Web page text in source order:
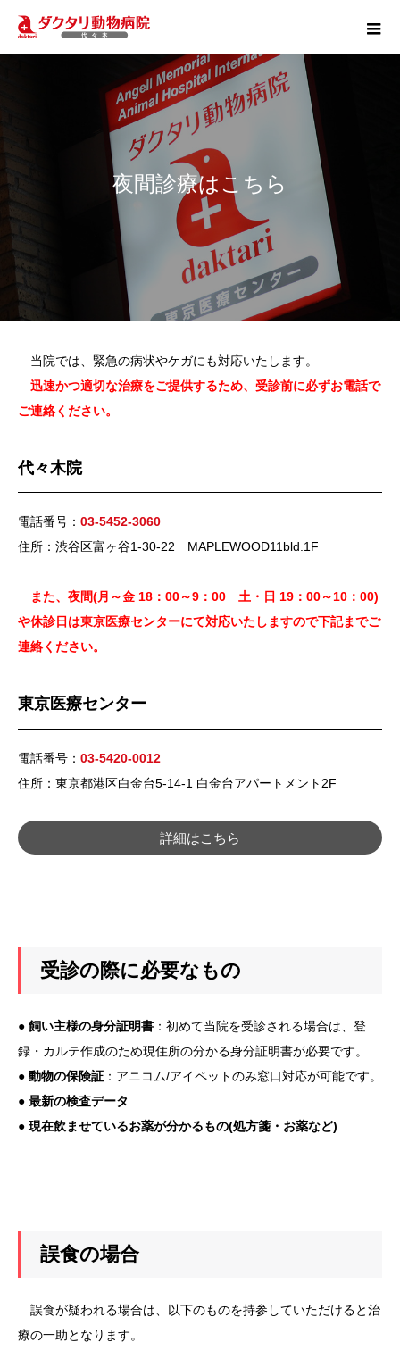
夜間診療はこちら
当院では、緊急の病状やケガにも対応いたします。
迅速かつ適切な治療をご提供するため、受診前に必ずお電話で
ご連絡ください。
代々木院
電話番号： 03-5452-3060
住所：渋谷区富ヶ谷1-30-22 MAPLEWOOD11bld.1F
また、夜間(月～金 18：00～9：00 土・日 19：00～10：00)
や休診日は東京医療センターにて対応いたしますので下記までご
連絡ください。
東京医療センター
電話番号： 03-5420-0012
住所：東京都港区白金台5-14-1 白金台アパートメント2F
詳細はこちら
受診の際に必要なもの
● 飼い主様の身分証明書 ：初めて当院を受診される場合は、登
録・カルテ作成のため現住所の分かる身分証明書が必要です。
● 動物の保険証 ：アニコム/アイペットのみ窓口対応が可能です。
● 最新の検査データ
● 現在飲ませているお薬が分かるもの(処方箋・お薬など)
誤食の場合
誤食が疑われる場合は、以下のものを持参していただけると治
療の一助となります。